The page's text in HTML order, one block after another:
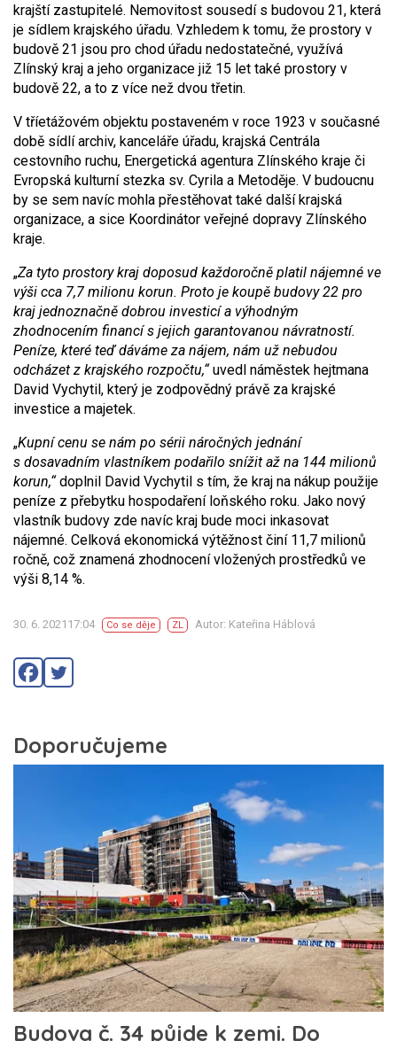
krajští zastupitelé. Nemovitost sousedí s budovou 21, která
je sídlem krajského úřadu. Vzhledem k tomu, že prostory v
budově 21 jsou pro chod úřadu nedostatečné, využívá
Zlínský kraj a jeho organizace již 15 let také prostory v
budově 22, a to z více než dvou třetin.
V tříetážovém objektu postaveném v roce 1923 v současné
době sídlí archiv, kanceláře úřadu, krajská Centrála
cestovního ruchu, Energetická agentura Zlínského kraje či
Evropská kulturní stezka sv. Cyrila a Metoděje. V budoucnu
by se sem navíc mohla přestěhovat také další krajská
organizace, a sice Koordinátor veřejné dopravy Zlínského
kraje.
„Za tyto prostory kraj doposud každoročně platil nájemné ve
výši cca 7,7 milionu korun. Proto je koupě budovy 22 pro
kraj jednoznačně dobrou investicí a výhodným
zhodnocením financí s jejich garantovanou návratností.
Peníze, které teď dáváme za nájem, nám už nebudou
odcházet z krajského rozpočtu,“uvedl náměstek hejtmana
David Vychytil, který je zodpovědný právě za krajské
investice a majetek.
„Kupní cenu se nám po sérii náročných jednání
s dosavadním vlastníkem podařilo snížit až na 144 milionů
korun,“doplnil David Vychytil s tím, že kraj na nákup použije
peníze z přebytku hospodaření loňského roku. Jako nový
vlastník budovy zde navíc kraj bude moci inkasovat
nájemné. Celková ekonomická výtěžnost činí 11,7 milionů
ročně, což znamená zhodnocení vložených prostředků ve
výši 8,14 %.
30. 6. 202117:04 Co se děje ZL Autor: Kateřina Háblová